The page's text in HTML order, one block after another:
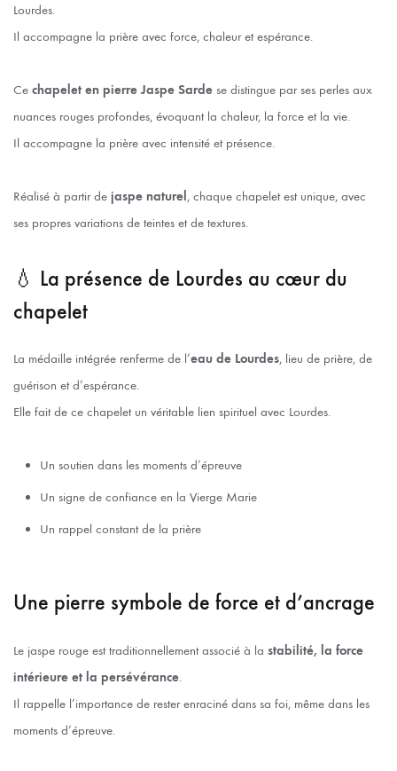
Lourdes.
Il accompagne la prière avec force, chaleur et espérance.
Ce chapelet en pierre Jaspe Sarde se distingue par ses perles aux
nuances rouges profondes, évoquant la chaleur, la force et la vie.
Il accompagne la prière avec intensité et présence.
Réalisé à partir de jaspe naturel , chaque chapelet est unique, avec
ses propres variations de teintes et de textures.
💧 La présence de Lourdes au cœur du
chapelet
La médaille intégrée renferme de l’eau de Lourdes, lieu de prière, de
guérison et d’espérance.
Elle fait de ce chapelet un véritable lien spirituel avec Lourdes.
Un soutien dans les moments d’épreuve
Un signe de confiance en la Vierge Marie
Un rappel constant de la prière
Une pierre symbole de force et d’ancrage
Le jaspe rouge est traditionnellement associé à la stabilité, la force
intérieure et la persévérance.
Il rappelle l’importance de rester enraciné dans sa foi, même dans les
moments d’épreuve.